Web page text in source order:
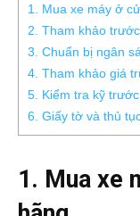
1. Mua xe máy ở
2. Tham khảo
3. Chuẩn bị ngân
4. Tham khảo giá
5. Kiểm tra kỹ
6. Giấy tờ và thủ
1. Mua xe